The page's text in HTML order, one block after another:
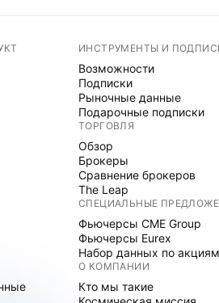
ИНСТРУМЕНТЫ И
Возможности
Подписки
Рыночные данные
Подарочные подписки
ТОРГОВЛЯ
Обзор
Брокеры
Сравнение брокеров
The Leap
СПЕЦИАЛЬНЫЕ
Фьючерсы CME Group
Фьючерсы Eurex
Набор данных по
О КОМПАНИИ
Кто мы такие